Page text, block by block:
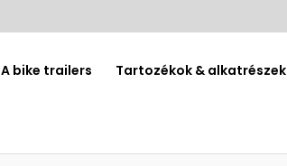
bike trailers Tartozékok & alkatrészek